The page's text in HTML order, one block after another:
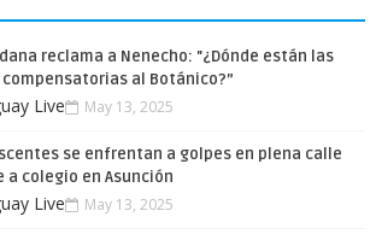
reclama a Nenecho: "¿Dónde están las
compensatorias al Botánico?”
Live May 13, 2025
se enfrentan a golpes en plena calle
a colegio en Asunción
Live May 13, 2025